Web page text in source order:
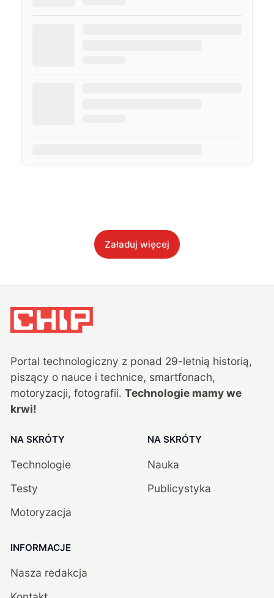
Załaduj więcej
Portal technologiczny z ponad 29-letnią historią,
piszący o nauce i technice, smartfonach,
motoryzacji, fotografii. Technologie mamy we
krwi!
NA SKRÓTY
Technologie
Testy
Motoryzacja
NA SKRÓTY
Nauka
Publicystyka
INFORMACJE
Nasza redakcja